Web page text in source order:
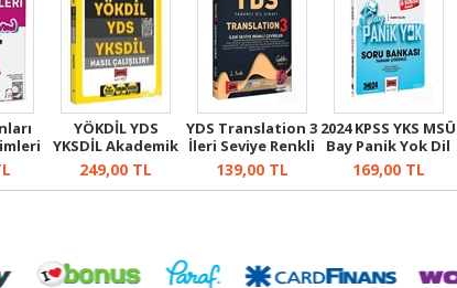
YÖKDİL YDS
YKSDİL Akademik
Sınavlar Nası...
249,00 TL
YDS Translation 3
İleri Seviye Renkli
Çe...
139,00TL
2024 KPSS YKS MSÜ
Bay Panik Yok Dil
Bilg...
169,00TL